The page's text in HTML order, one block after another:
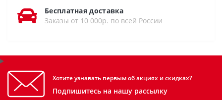
Бесплатная доставка
Заказы от 10 000р. по всей России
Хотите узнавать первым об акциях и скидках?
Подпишитесь на нашу рассылку